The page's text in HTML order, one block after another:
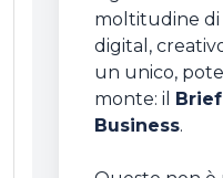
moltitudine di
digital,
un unico,
monte: il
Business.